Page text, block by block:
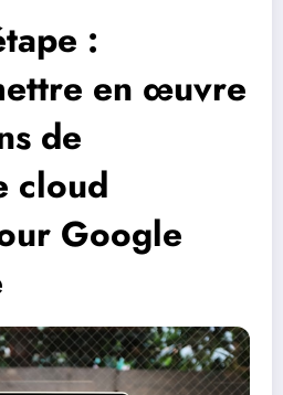
:
en œuvre
de
cloud
Google